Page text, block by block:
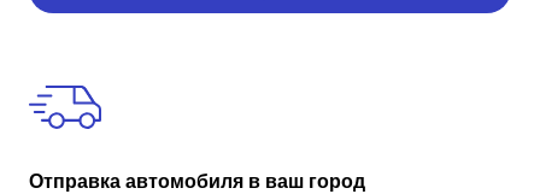
Отправка автомобиля в ваш город